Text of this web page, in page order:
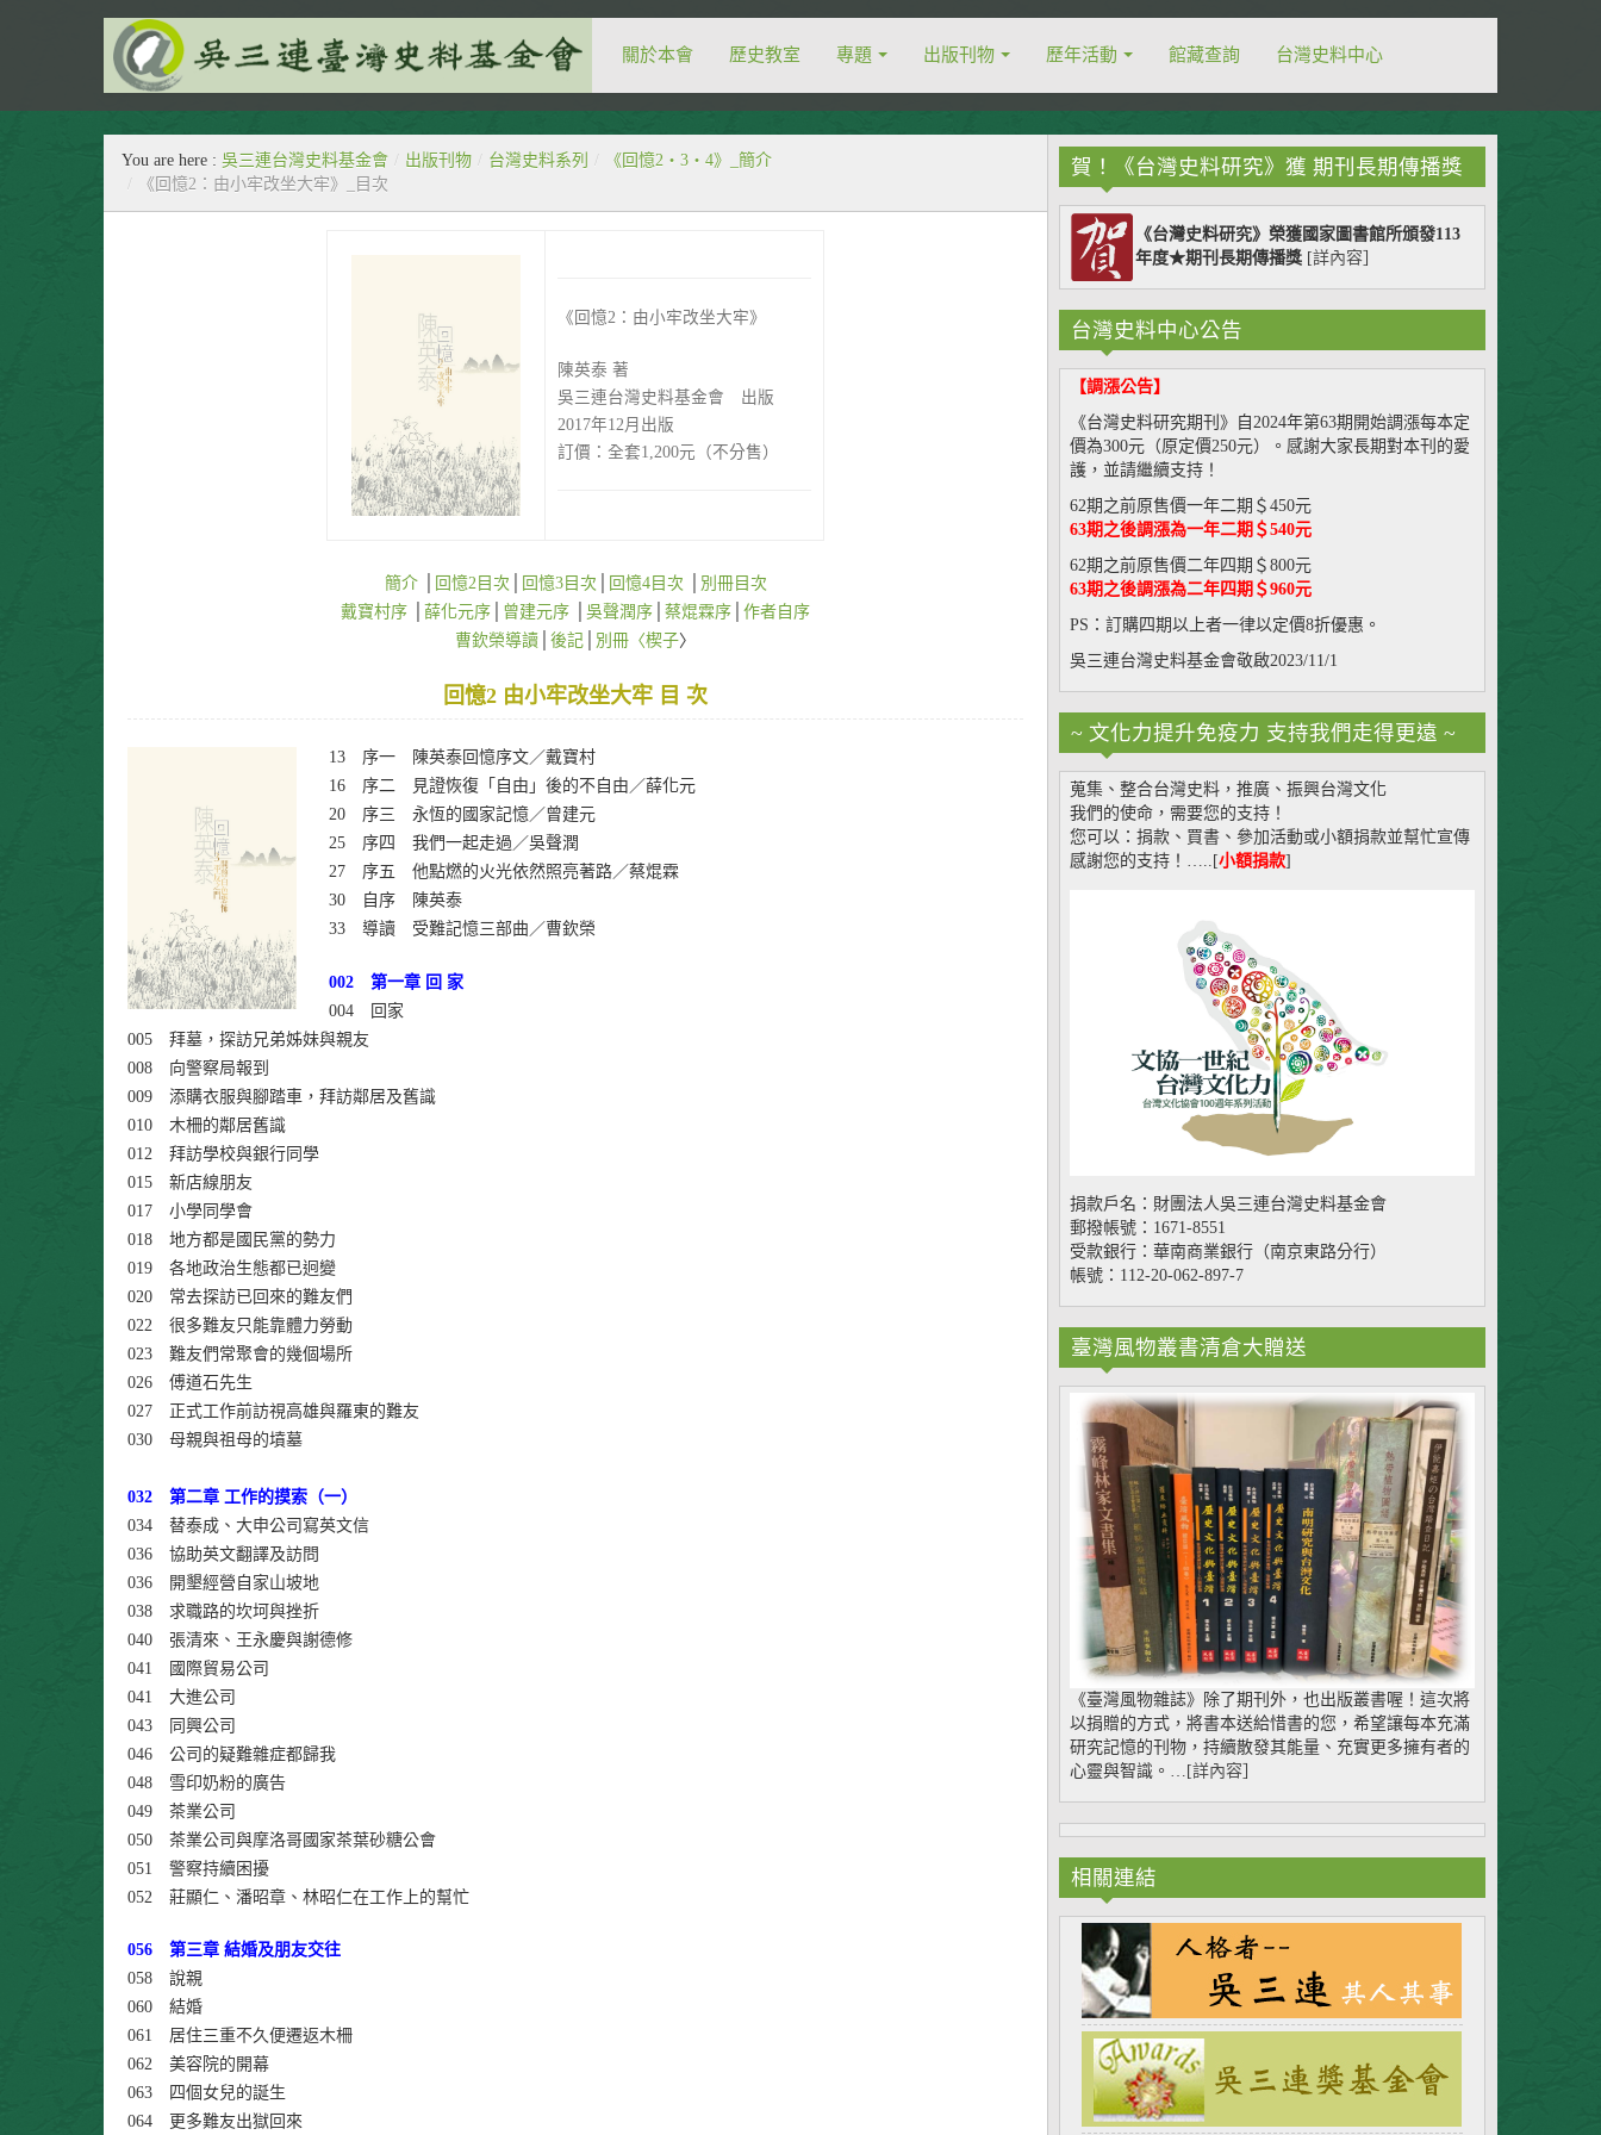
關於本會 歷史教室 專題 出版刊物 歷年活動 館藏查詢 台灣史料中心
民間的‧生活的‧史料的
You are here : 吳三連台灣史料基金會 / 出版刊物 / 台灣史料系列 /
《回憶2‧3‧4》_簡介
/
《回憶2：由小牢改坐大牢》_目次
《回憶2：由小牢改坐大牢》
陳英泰 著
吳三連台灣史料基金會 出版
2017年12月出版
訂價：全套1,200元（不分售）
簡介 回憶2目次 回憶3目次 回憶4目次
別冊目次
戴寶村序
薛化元序 曾建元序 吳聲潤序 蔡焜霖序
作者自序
曹欽榮導讀
後記 別冊〈楔子〉
回憶2 由小牢改坐大牢 目 次
13 序一 陳英泰回憶序文／戴寶村
16 序二 見證恢復「自由」後的不自由／薛化元
20 序三 永恆的國家記憶／曾建元
25 序四 我們一起走過／吳聲潤
27 序五 他點燃的火光依然照亮著路／蔡焜霖
30 自序 陳英泰
33 導讀 受難記憶三部曲／曹欽榮
002 第一章 回 家
004 回家
005 拜墓，探訪兄弟姊妹與親友
008 向警察局報到
009 添購衣服與腳踏車，拜訪鄰居及舊識
010 木柵的鄰居舊識
012 拜訪學校與銀行同學
015 新店線朋友
017 小學同學會
018 地方都是國民黨的勢力
019 各地政治生態都已迥變
020 常去探訪已回來的難友們
022 很多難友只能靠體力勞動
023 難友們常聚會的幾個場所
026 傅道石先生
027 正式工作前訪視高雄與羅東的難友
030 母親與祖母的墳墓
032 第二章 工作的摸索（一）
034 替泰成、大申公司寫英文信
036 協助英文翻譯及訪問
036 開墾經營自家山坡地
038 求職路的坎坷與挫折
040 張清來、王永慶與謝德修
041 國際貿易公司
041 大進公司
043 同興公司
046 公司的疑難雜症都歸我
048 雪印奶粉的廣告
049 茶業公司
050 茶業公司與摩洛哥國家茶葉砂糖公會
051 警察持續困擾
052 莊顯仁、潘昭章、林昭仁在工作上的幫忙
056 第三章 結婚及朋友交往
058 說親
060 結婚
061 居住三重不久便遷返木柵
062 美容院的開幕
063 四個女兒的誕生
064 更多難友出獄回來
賀！《台灣史料研究》獲 期刊長期傳播獎
《台灣史料研究》榮獲國家圖書館所頒發113
年度★期刊長期傳播獎 [詳內容
台灣史料中心公告
【調漲公告】
《台灣史料研究期刊》自2024年第63期開始調漲每本定
價為300元（原定價250元）。感謝大家長期對本刊的愛
護，並請繼續支持！
62期之前原售價一年二期＄450元
63期之後調漲為一年二期＄540元
62期之前原售價二年四期＄800元
63期之後調漲為二年四期＄960元
PS：訂購四期以上者一律以定價8折優惠。
吳三連台灣史料基金會敬啟2023/11/1
~ 文化力提升免疫力 支持我們走得更遠 ~
蒐集、整合台灣史料，推廣、振興台灣文化
我們的使命，需要您的支持！
您可以：捐款、買書、參加活動或小額捐款並幫忙宣傳
感謝您的支持！…..[小額捐款]
捐款戶名：財團法人吳三連台灣史料基金會
郵撥帳號：1671-8551
受款銀行：華南商業銀行（南京東路分行）
帳號：112-20-062-897-7
臺灣風物叢書清倉大贈送
《臺灣風物雜誌》除了期刊外，也出版叢書喔！這次將
以捐贈的方式，將書本送給惜書的您，希望讓每本充滿
研究記憶的刊物，持續散發其能量、充實更多擁有者的
心靈與智識。…[詳內容
相關連結